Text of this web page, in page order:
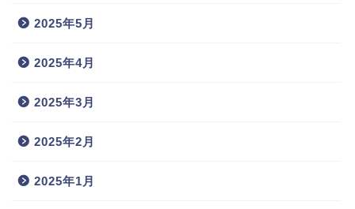
2025年5月
2025年4月
2025年3月
2025年2月
2025年1月